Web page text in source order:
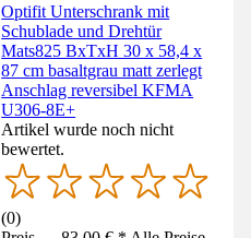
Optifit Unterschrank mit
Schublade und Drehtür
Mats825 BxTxH 30 x 58,4 x
87 cm basaltgrau matt zerlegt
Anschlag reversibel KFMA
U306-8E+
Artikel wurde noch nicht
bewertet.
(0)